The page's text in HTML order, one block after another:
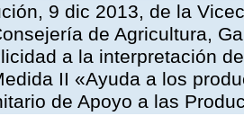
9 dic 2013, de la
de Agricultura,
a la interpretación
II «Ayuda a los
de Apoyo a las